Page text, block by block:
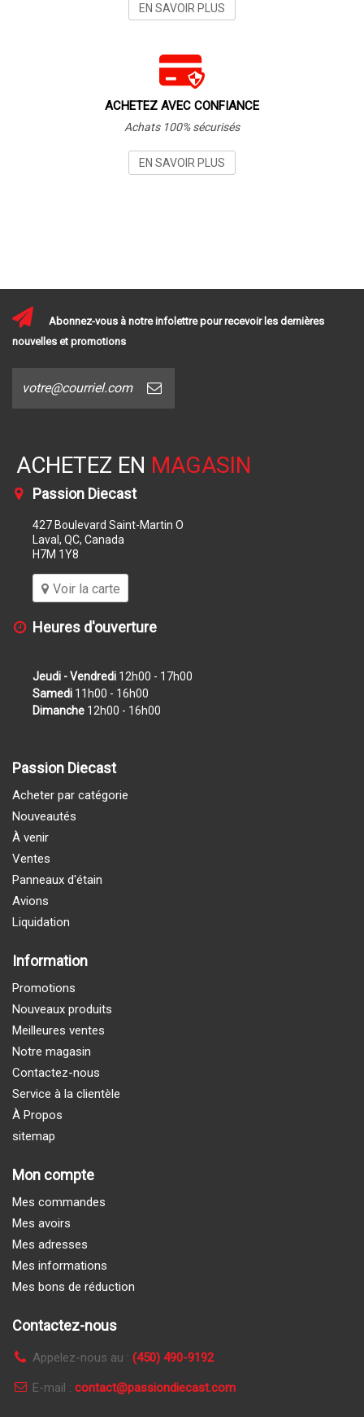
EN SAVOIR PLUS
ACHETEZ AVEC CONFIANCE
Achats 100% sécurisés
EN SAVOIR PLUS
Abonnez-vous à notre infolettre pour recevoir les dernières
nouvelles et promotions
ACHETEZ EN MAGASIN
Passion Diecast
427 Boulevard Saint-Martin O
Laval, QC, Canada
H7M 1Y8
Voir la carte
Heures d'ouverture
Jeudi - Vendredi 12h00 - 17h00
Samedi 11h00 - 16h00
Dimanche 12h00 - 16h00
Passion Diecast
Acheter par catégorie
Nouveautés
À venir
Ventes
Panneaux d'étain
Avions
Liquidation
Information
Promotions
Nouveaux produits
Meilleures ventes
Notre magasin
Contactez-nous
Service à la clientèle
À Propos
sitemap
Mon compte
Mes commandes
Mes avoirs
Mes adresses
Mes informations
Mes bons de réduction
Contactez-nous
Appelez-nous au : (450) 490-9192
E-mail : contact@passiondiecast.com